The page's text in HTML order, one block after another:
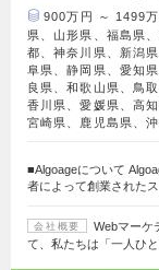
900万円 ～ 1499万
県、山形県、福島県
都、神奈川県、新潟
阜県、静岡県、愛知
良県、和歌山県、鳥
香川県、愛媛県、高
宮崎県、鹿児島県、
■Algoageについて
者によって創業された
会社概要
Webマーケ
て、私たちは「一人ひ